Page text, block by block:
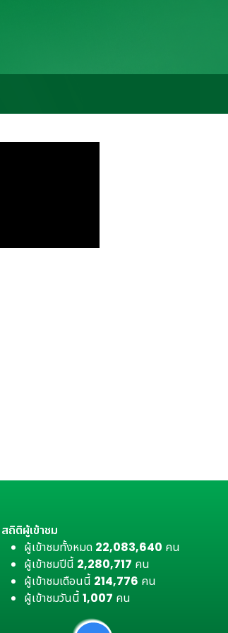
สถิติผู้เข้าชม
ผู้เข้าชมทั้งหมด 22,083,640 คน
ผู้เข้าชมปีนี้ 2,280,717 คน
ผู้เข้าชมเดือนนี้ 214,776 คน
ผู้เข้าชมวันนี้1,007 คน